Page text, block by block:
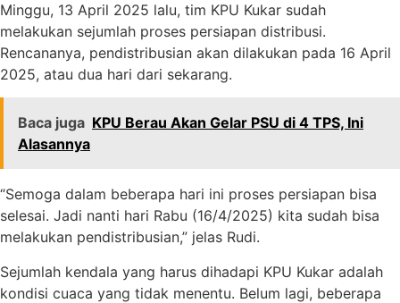
Minggu, 13 April 2025 lalu, tim KPU Kukar sudah
melakukan sejumlah proses persiapan distribusi.
Rencananya, pendistribusian akan dilakukan pada 16 April
2025, atau dua hari dari sekarang.
Baca juga KPU Berau Akan Gelar PSU di 4 TPS, Ini
Alasannya
“Semoga dalam beberapa hari ini proses persiapan bisa
selesai. Jadi nanti hari Rabu (16/4/2025) kita sudah bisa
melakukan pendistribusian,” jelas Rudi.
Sejumlah kendala yang harus dihadapi KPU Kukar adalah
kondisi cuaca yang tidak menentu. Belum lagi, beberapa